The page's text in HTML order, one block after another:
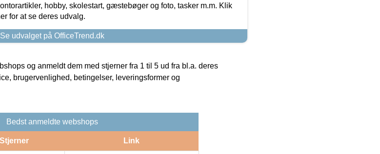
hobby, skolestart, gæstebøger og foto, tasker m.m. Klik
for at se deres udvalg.
Se udvalget på OfficeTrend.dk
og anmeldt dem med stjerner fra 1 til 5 ud fra bl.a. deres
brugervenlighed, betingelser, leveringsformer og
Bedst anmeldte webshops
Stjerner Link